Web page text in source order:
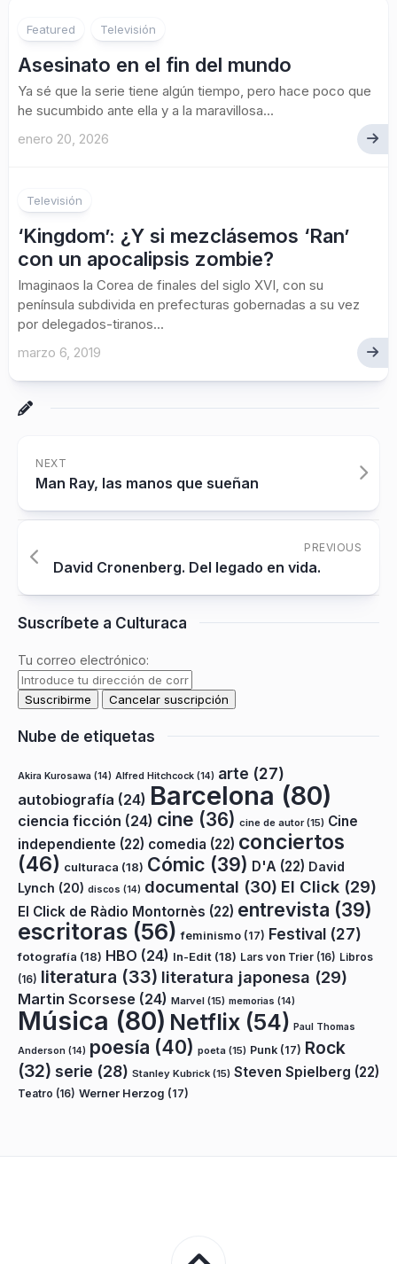
Featured Televisión
Asesinato en el fin del mundo
Ya sé que la serie tiene algún tiempo, pero hace poco que
he sucumbido ante ella y a la maravillosa...
enero 20, 2026
Televisión
‘Kingdom’: ¿Y si mezclásemos ‘Ran’
con un apocalipsis zombie?
Imaginaos la Corea de finales del siglo XVI, con su
península subdivida en prefecturas gobernadas a su vez
por delegados-tiranos...
marzo 6, 2019
NEXT
Man Ray, las manos que sueñan
PREVIOUS
David Cronenberg. Del legado en vida.
Suscríbete a Culturaca
Tu correo electrónico:
Nube de etiquetas
Akira Kurosawa (14) Alfred Hitchcock (14) arte (27)
autobiografía (24) Barcelona (80)
ciencia ficción (24) cine (36) cine de autor(15) Cine
independiente (22) comedia (22) conciertos
(46) culturaca (18) Cómic (39) D'A (22) David
Lynch (20) discos (14) documental (30) El Click (29)
El Click de Ràdio Montornès (22) entrevista (39)
escritoras (56) feminismo (17) Festival (27)
fotografía (18) HBO (24) In-Edit (18) Lars von Trier (16) Libros
(16) literatura (33) literatura japonesa (29)
Martin Scorsese (24) Marvel (15) memorias (14)
Música (80) Netflix (54) Paul Thomas
Anderson (14) poesía (40) poeta (15) Punk (17) Rock
(32) serie (28) Stanley Kubrick (15) Steven Spielberg (22)
Teatro (16) Werner Herzog (17)